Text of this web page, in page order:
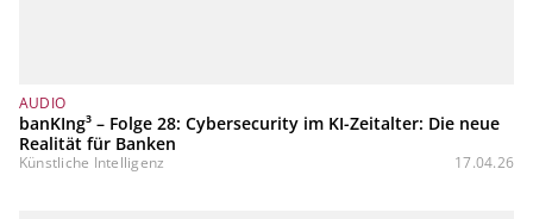
AUDIO
banKIng³ – Folge 28: Cybersecurity im KI-Zeitalter: Die neue
Realität für Banken
Künstliche Intelligenz 17.04.26